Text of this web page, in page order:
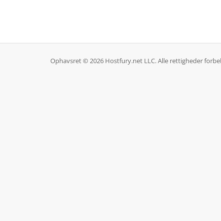
Ophavsret © 2026 Hostfury.net LLC. Alle rettigheder